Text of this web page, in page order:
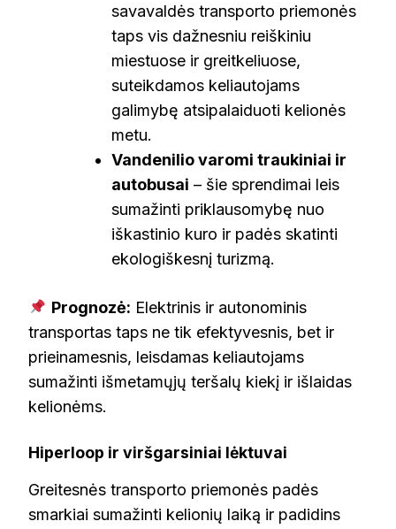
savavaldės transporto priemonės
taps vis dažnesniu reiškiniu
miestuose ir greitkeliuose,
suteikdamos keliautojams
galimybę atsipalaiduoti kelionės
metu.
Vandenilio varomi traukiniai ir
autobusai – šie sprendimai leis
sumažinti priklausomybę nuo
iškastinio kuro ir padės skatinti
ekologiškesnį turizmą.
Prognozė: Elektrinis ir autonominis
transportas taps ne tik efektyvesnis, bet ir
prieinamesnis, leisdamas keliautojams
sumažinti išmetamųjų teršalų kiekį ir išlaidas
kelionėms.
Hiperloop ir viršgarsiniai lėktuvai
Greitesnės transporto priemonės padės
smarkiai sumažinti kelionių laiką ir padidins